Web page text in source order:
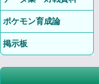
ポケモン育成論
掲示板